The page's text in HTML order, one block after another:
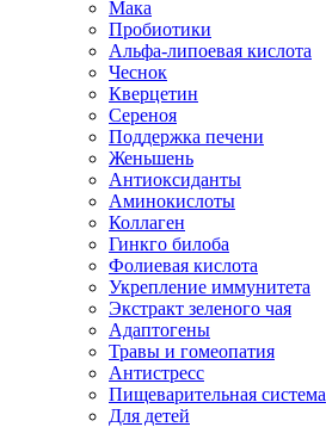
Мака
Пробиотики
Альфа-липоевая кислота
Чеснок
Кверцетин
Сереноя
Поддержка печени
Женьшень
Антиоксиданты
Аминокислоты
Коллаген
Гинкго билоба
Фолиевая кислота
Укрепление иммунитета
Экстракт зеленого чая
Адаптогены
Травы и гомеопатия
Антистресс
Пищеварительная система
Для детей